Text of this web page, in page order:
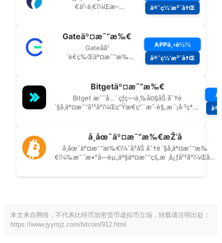
本文来自网络，不代表比特币加密货币虚拟币立场，转载请注明出处：
https://www.jyymjz.com/bitcoin/912.html